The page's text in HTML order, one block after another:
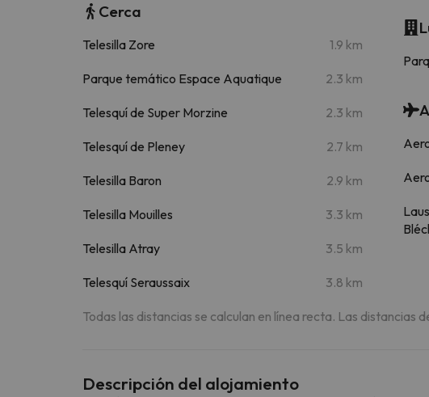
Cerca
Telesilla Zore 1.9 km
Parque temático Espace Aquatique 2.3 km
Telesquí de Super Morzine 2.3 km
Telesquí de Pleney 2.7 km
Telesilla Baron 2.9 km
Telesilla Mouilles 3.3 km
Telesilla Atray 3.5 km
Telesquí Seraussaix 3.8 km
Todas las distancias se calculan en línea recta. Las distancias
Descripción del alojamiento